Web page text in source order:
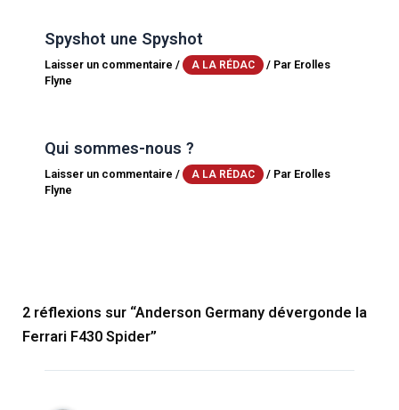
Spyshot une Spyshot
Laisser un commentaire / A LA RÉDAC / Par Erolles
Flyne
Qui sommes-nous ?
Laisser un commentaire / A LA RÉDAC / Par Erolles
Flyne
2 réflexions sur “Anderson Germany dévergonde la
Ferrari F430 Spider”